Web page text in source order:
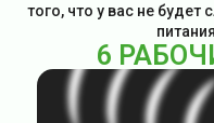
того, что у вас не
6